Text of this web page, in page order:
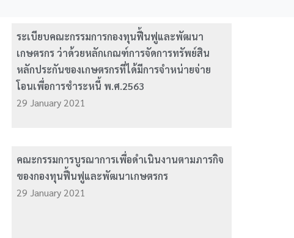
ระเบียบคณะกรรมการกองทุนฟื้นฟูและพัฒนา
เกษตรกร ว่าด้วยหลักเกณฑ์การจัดการทรัพย์สิน
หลักประกันของเกษตรกรที่ได้มีการจำหน่ายจ่าย
โอนเพื่อการชำระหนี้ พ.ศ.2563
29 January 2021
คณะกรรมการบูรณาการเพื่อดำเนินงานตามภารกิจ
ของกองทุนฟื้นฟูและพัฒนาเกษตรกร
29 January 2021